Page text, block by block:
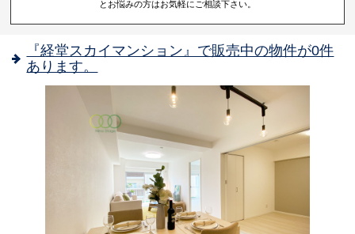
とお悩みの方はお気軽にご相談下さい。
『経堂スカイマンション』で販売中の物件が0件
あります。